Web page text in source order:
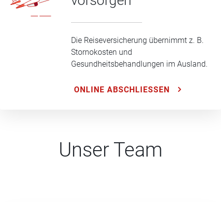
Die Reiseversicherung übernimmt z. B.
Stornokosten und
Gesundheitsbehandlungen im Ausland.
ONLINE ABSCHLIESSEN
Unser Team